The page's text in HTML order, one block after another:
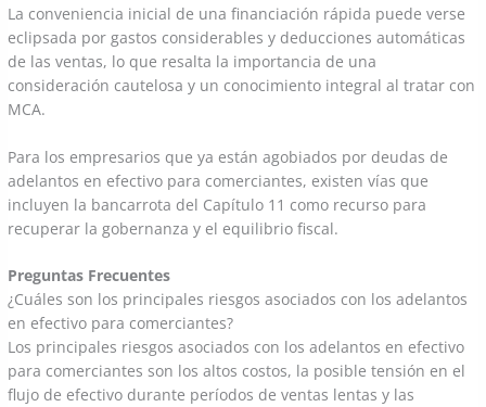
La conveniencia inicial de una financiación rápida puede verse
eclipsada por gastos considerables y deducciones automáticas
de las ventas, lo que resalta la importancia de una
consideración cautelosa y un conocimiento integral al tratar con
MCA.
Para los empresarios que ya están agobiados por deudas de
adelantos en efectivo para comerciantes, existen vías que
incluyen la bancarrota del Capítulo 11 como recurso para
recuperar la gobernanza y el equilibrio fiscal.
Preguntas Frecuentes
¿Cuáles son los principales riesgos asociados con los adelantos
en efectivo para comerciantes?
Los principales riesgos asociados con los adelantos en efectivo
para comerciantes son los altos costos, la posible tensión en el
flujo de efectivo durante períodos de ventas lentas y las